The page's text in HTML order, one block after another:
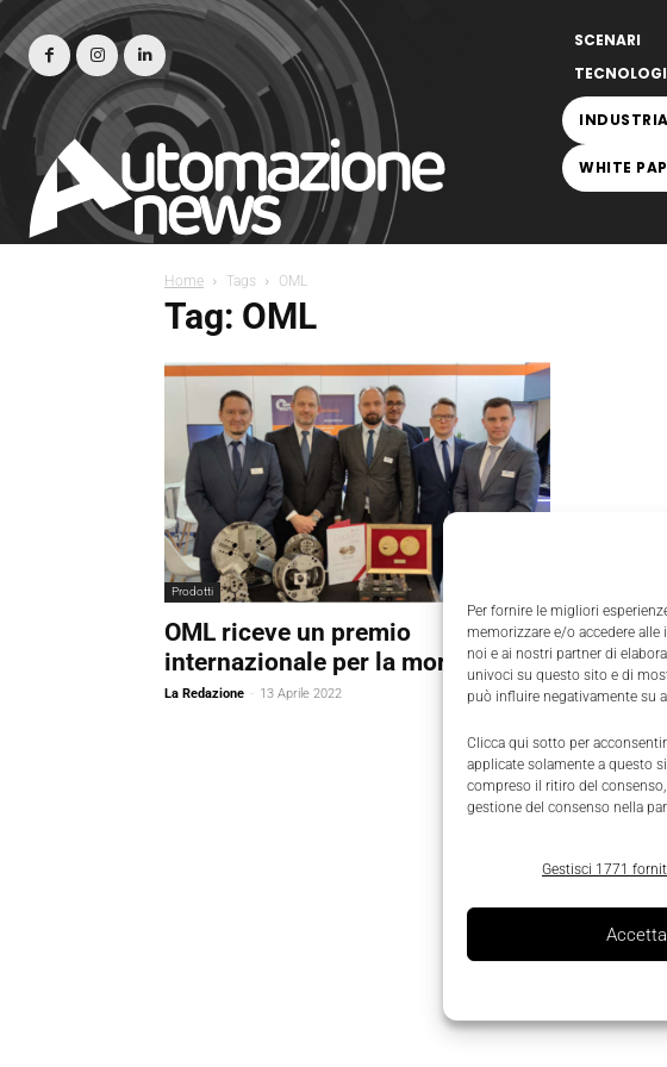
Per fornire le migliori
memorizzare e/o accedere
noi e ai nostri partner di
univoci su questo sito e di
può influire negativamente su
Clicca qui sotto per
applicate solamente a questo
compreso il ritiro del
gestione del consenso nella
Gestisci 1771
Accetta
SCENARI
WHITE
Home Tags OML
Tag: OML
Prodotti
OML riceve un premio
internazionale per la morsa IMG
La Redazione - 13 Aprile 2022 0